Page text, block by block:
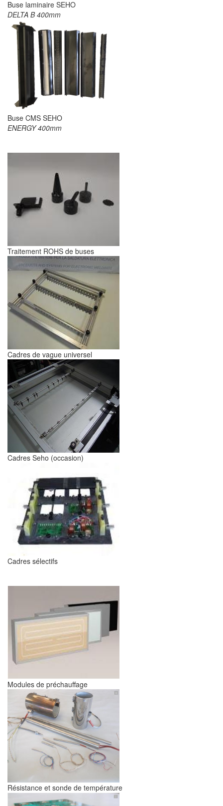
Buse laminaire SEHO
DELTA B 400mm
Buse CMS SEHO
ENERGY 400mm
Traitement ROHS de buses
Cadres de vague universel
Cadres Seho (occasion)
Cadres sélectifs
Modules de préchauffage
Résistance et sonde de température